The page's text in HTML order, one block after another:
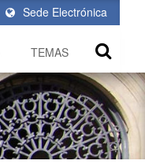
Sede Electrónica
TEMAS